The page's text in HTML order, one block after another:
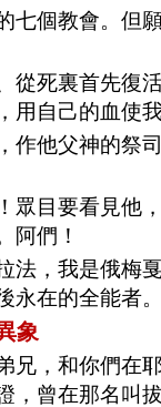
七個教會。但
從死裏首先復
用自己的血使
作他父神的祭
眾目要看見他
阿們！
法，我是俄梅
永在的全能者
象
兄，和你們在
，曾在那名叫